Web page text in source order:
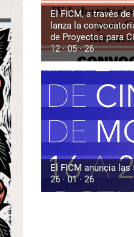
El FICM, a través
lanza la
de Proyectos para
Afrodescendientes
12 · 05 · 26
El FICM anuncia
26 · 01 · 26